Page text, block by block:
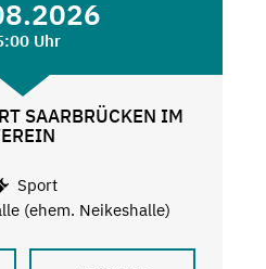
Uhr
SAARBRÜCKEN IM
Sport
(ehem. Neikeshalle)